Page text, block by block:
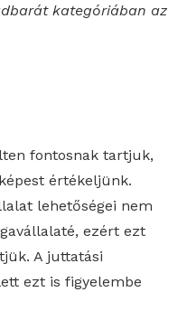
kategóriában az
fontosnak tartjuk,
értékeljünk.
lehetőségei nem
ezért ezt
A juttatási
ezt is figyelembe